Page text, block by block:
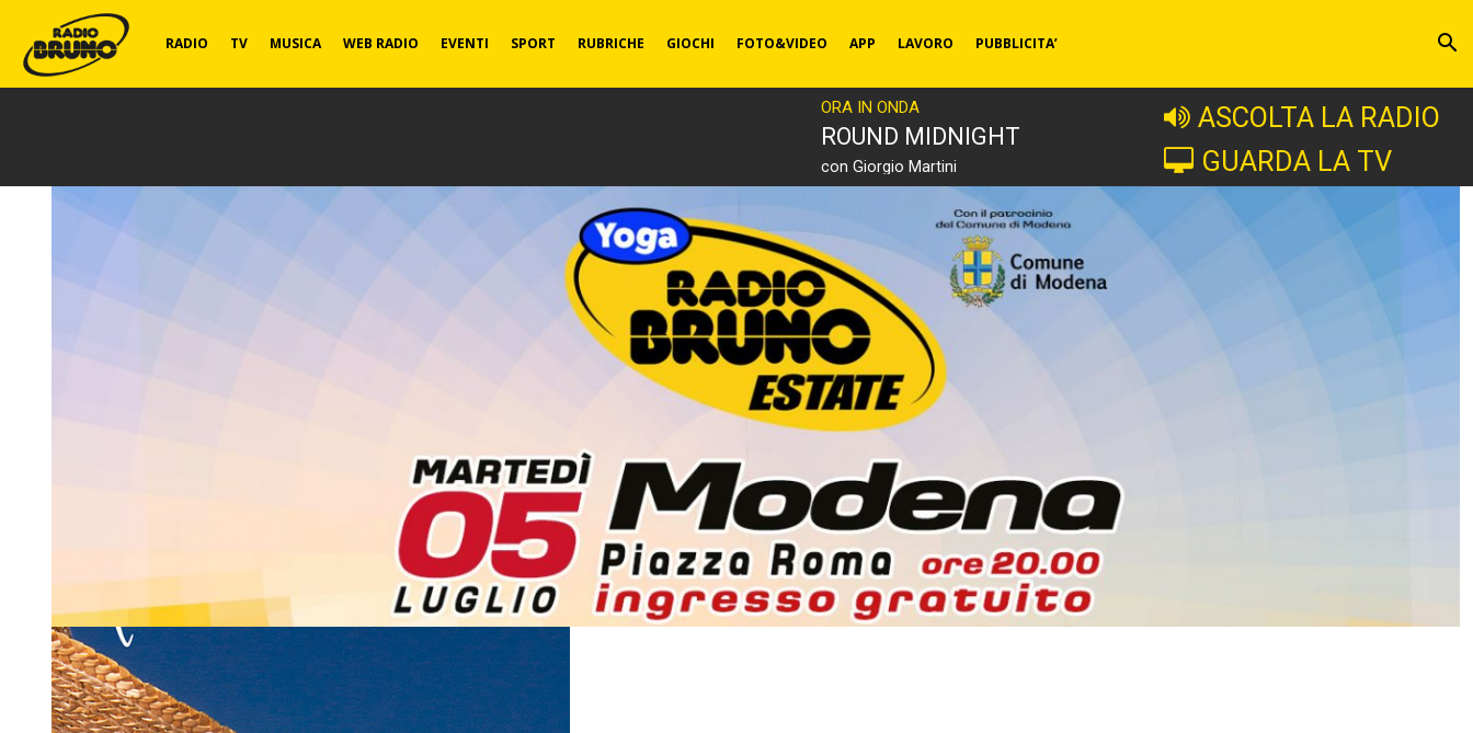
Radio
RADIO TV MUSICA WEB RADIO EVENTI SPORT RUBRICHE GIOCHI FOTO&VIDEO APP LAVORO PUBBLICITA’
ORA IN ONDA
ROUND MIDNIGHT
con Giorgio Martini
ASCOLTA LA RADIO
GUARDA LA TV